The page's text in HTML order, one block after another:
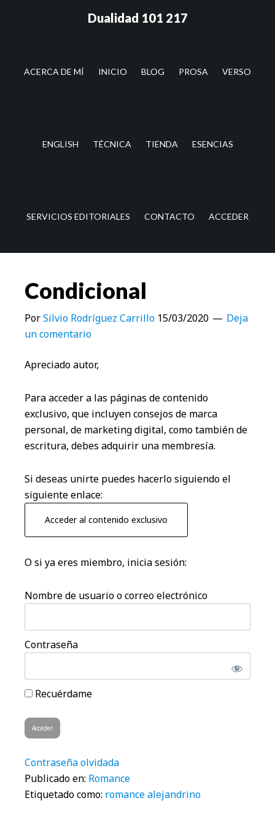
lateral
Dualidad 101 217
ACERCA DE MÍ INICIO BLOG PROSA VERSO
ENGLISH TÉCNICA TIENDA ESENCIAS
SERVICIOS EDITORIALES CONTACTO ACCEDER
Condicional
PorSilvio Rodríguez Carrillo 15/03/2020
Deja
un comentario
Apreciado autor,
Para acceder a las páginas de contenido
exclusivo, que incluyen consejos de marca
personal, de marketing digital, como también de
escritura, debes adquirir una membresía.
Si deseas unirte puedes hacerlo siguiendo el
siguiente enlace:
Acceder al contenido exclusivo
O si ya eres miembro, inicia sesión:
Nombre de usuario o correo electrónico
Contraseña
Recuérdame
Contraseña olvidada
Publicado en: Romance
Etiquetado como: romance alejandrino